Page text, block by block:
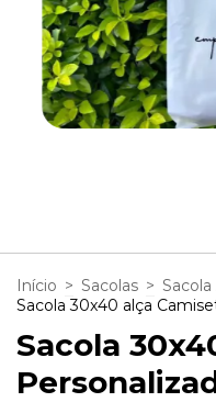
Início > Sacolas >
Sacola 30x40 alça
Sacola